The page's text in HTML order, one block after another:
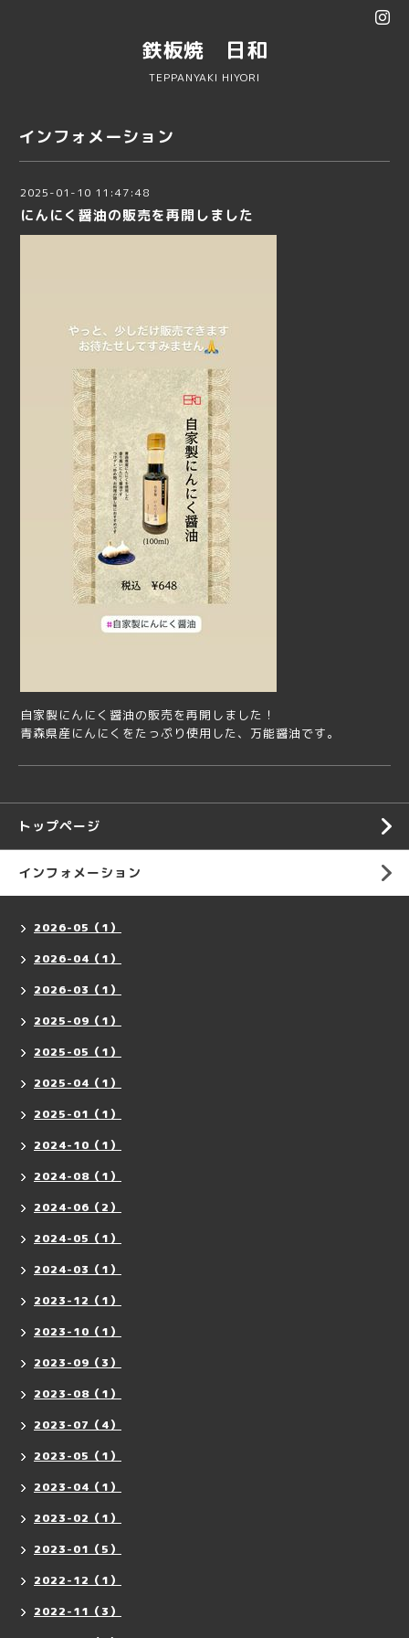
鉄板焼 日和
TEPPANYAKI HIYORI
インフォメーション
2025-01-10 11:47:48
にんにく醤油の販売を再開しました
自家製にんにく醤油の販売を再開しました！
青森県産にんにくをたっぷり使用した、万能醤油です。
トップページ
インフォメーション
2026-05（1）
2026-04（1）
2026-03（1）
2025-09（1）
2025-05（1）
2025-04（1）
2025-01（1）
2024-10（1）
2024-08（1）
2024-06（2）
2024-05（1）
2024-03（1）
2023-12（1）
2023-10（1）
2023-09（3）
2023-08（1）
2023-07（4）
2023-05（1）
2023-04（1）
2023-02（1）
2023-01（5）
2022-12（1）
2022-11（3）